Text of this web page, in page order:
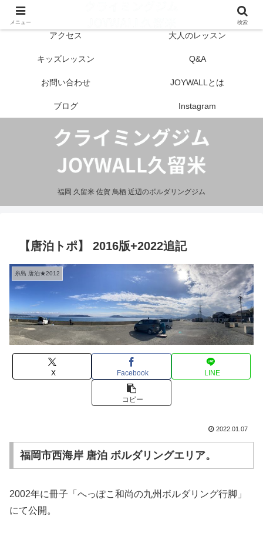
福岡 久留米 佐賀 鳥栖 近辺のボルダリングジム
アクセス 大人のレッスン
キッズレッスン Q&A
お問い合わせ JOYWALLとは
ブログ Instagram
【唐泊トポ】 2016版+2022追記
糸島 唐泊★2012
X Facebook LINE
コピー
2022.01.07
福岡市西海岸 唐泊 ボルダリングエリア。
2002年に冊子「へっぽこ和尚の九州ボルダリング行脚」
にて公開。
メニュー 検索